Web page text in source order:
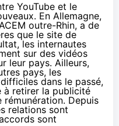
YouTube et le
En Allemagne,
outre-Rhin, a de
que le site de
les internautes
sur des vidéos
leur pays. Ailleurs,
pays, les
dans le passé,
à retirer la publicité
Depuis
relations sont
sont